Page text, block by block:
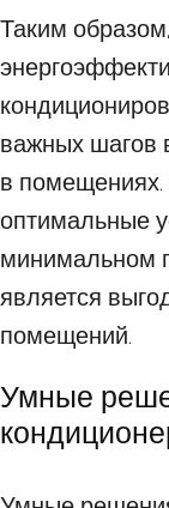
Таким
важных шагов
в помещениях.
оптимальные
минимальном
является
помещений.
Умные